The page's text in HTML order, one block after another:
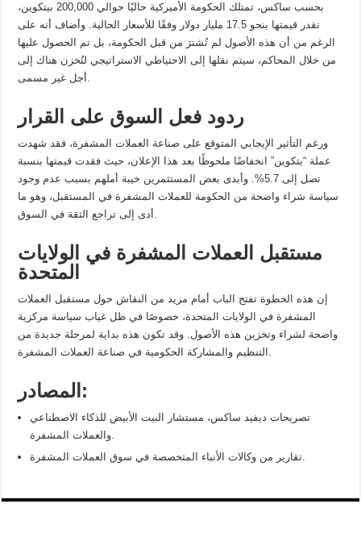
بحسب ساكس، تمتلك الحكومة الأميركية حاليًا حوالي 200,000 بيتكوين،
تقدر قيمتها بنحو 17.5 مليار دولار وفقًا للأسعار الحالية. وأضاف أنه على
الرغم من أن هذه الأصول لم تُشترَ من قبل الحكومة، بل تم الحصول عليها
من خلال المحاكم، سيتم نقلها إلى الاحتياطي الاستراتيجي لتُخزن هناك إلى
أجل غير مسمى.
ردود فعل السوق على القرار
ورغم التأثير الإيجابي المتوقع على صناعة العملات المشفرة، فقد شهدت
عملة “بتكوين” انخفاضًا ملحوظًا بعد هذا الإعلان، حيث فقدت قيمتها بنسبة
تصل إلى 5.7%. وأبدى بعض المستثمرين خيبة أملهم بسبب عدم وجود
سياسة شراء واضحة من الحكومة للعملات المشفرة في المستقبل، وهو ما
أدى إلى تراجع الثقة في السوق.
مستقبل العملات المشفرة في الولايات
المتحدة
إن هذه الخطوة تفتح الباب أمام مزيد من النقاش حول مستقبل العملات
المشفرة في الولايات المتحدة، خصوصًا في ظل غياب سياسة مركزية
واضحة لشراء وتخزين هذه الأصول. وقد تكون هذه بداية لمرحلة جديدة من
التنظيم والمشاركة الحكومية في صناعة العملات المشفرة.
المصادر:
تصريحات ديفيد ساكس، مستشار البيت الأبيض للذكاء الاصطناعي
والعملات المشفرة.
تقارير من وكالات الأنباء المتخصصة في سوق العملات المشفرة.